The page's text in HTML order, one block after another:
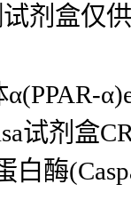
剂盒仅
试剂盒
酶